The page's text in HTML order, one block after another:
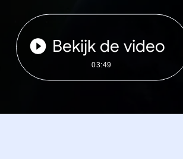
Bekijk de video
03:49